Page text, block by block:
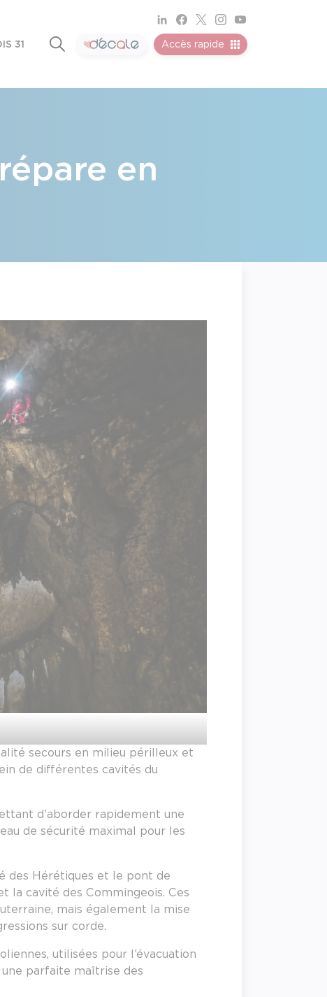
31 Accès rapide
en
secours en milieu périlleux et
de différentes cavités du
d’aborder rapidement une
de sécurité maximal pour les
des Hérétiques et le pont de
la cavité des Commingeois. Ces
mais également la mise
sur corde.
utilisées pour l’évacuation
parfaite maîtrise des